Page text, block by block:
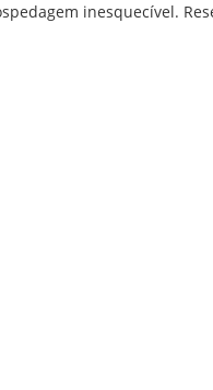
inesquecível.